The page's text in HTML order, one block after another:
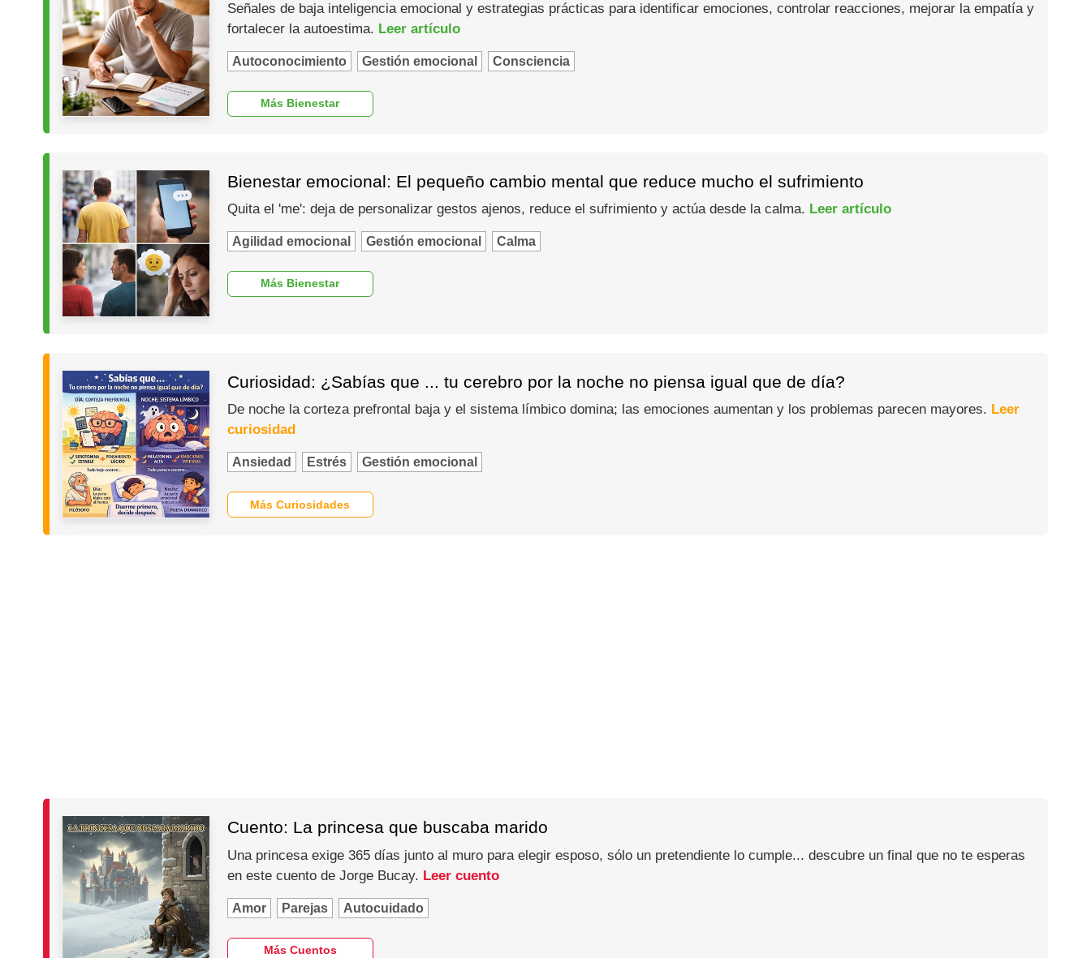
Señales de baja inteligencia emocional y estrategias prácticas para identificar emociones, controlar reacciones, mejorar la empatía y
fortalecer la autoestima. Leer artículo
Autoconocimiento Gestión emocional Consciencia
Más Bienestar
Bienestar emocional: El pequeño cambio mental que reduce mucho el sufrimiento
Quita el 'me': deja de personalizar gestos ajenos, reduce el sufrimiento y actúa desde la calma. Leer artículo
Agilidad emocional Gestión emocional Calma
Más Bienestar
Curiosidad: ¿Sabías que ... tu cerebro por la noche no piensa igual que de día?
De noche la corteza prefrontal baja y el sistema límbico domina; las emociones aumentan y los problemas parecen mayores. Leer
curiosidad
Ansiedad Estrés Gestión emocional
Más Curiosidades
Cuento: La princesa que buscaba marido
Una princesa exige 365 días junto al muro para elegir esposo, sólo un pretendiente lo cumple... descubre un final que no te esperas
en este cuento de Jorge Bucay. Leer cuento
Amor Parejas Autocuidado
Más Cuentos